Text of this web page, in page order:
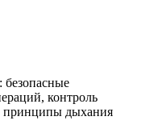
безопасные
контроль
принципы дыхания